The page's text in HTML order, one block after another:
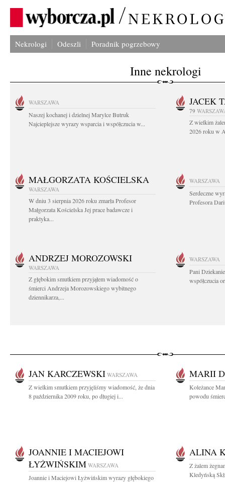
Nekrologi Odeszli Poradnik pogrzebowy
Inne nekrologi
WARSZAWA
Naszej kochanej i dzielnej Marylce Butruk
Najcieplejsze wyrazy wsparcia i współczucia w...
JACEK
79
Z wielkim
2026 roku w
MAŁGORZATA KOŚCIELSKA
WARSZAWA
W dniu 3 sierpnia 2026 roku zmarła Profesor
Małgorzata Kościelska Jej prace badawcze i
praktyka...
WARSZAWA
Serdeczne
Profesora
ANDRZEJ MOROZOWSKI
WARSZAWA
Z głębokim smutkiem przyjąłem wiadomość o
śmierci Andrzeja Morozowskiego wybitnego
dziennikarza,...
WARSZAWA
Pani
współczucia
JAN KARCZEWSKI WARSZAWA
Z wielkim smutkiem przyjęliśmy wiadomość, że dnia
8 października 2009 roku, po długiej i...
MARII
Koleżance
powodu
JOANNIE I MACIEJOWI
ŁYŻWIŃSKIM WARSZAWA
Joannie i Maciejowi Łyżwińskim wyrazy głębokiego
ALINA
Z żalem
Kledyńską